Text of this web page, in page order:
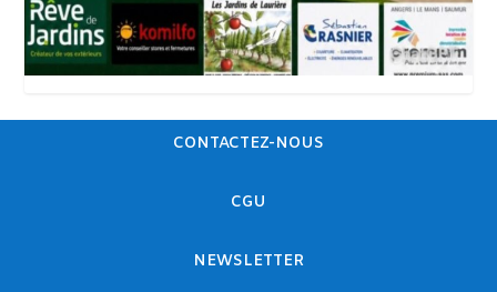
CONTACTEZ-NOUS
CGU
NEWSLETTER